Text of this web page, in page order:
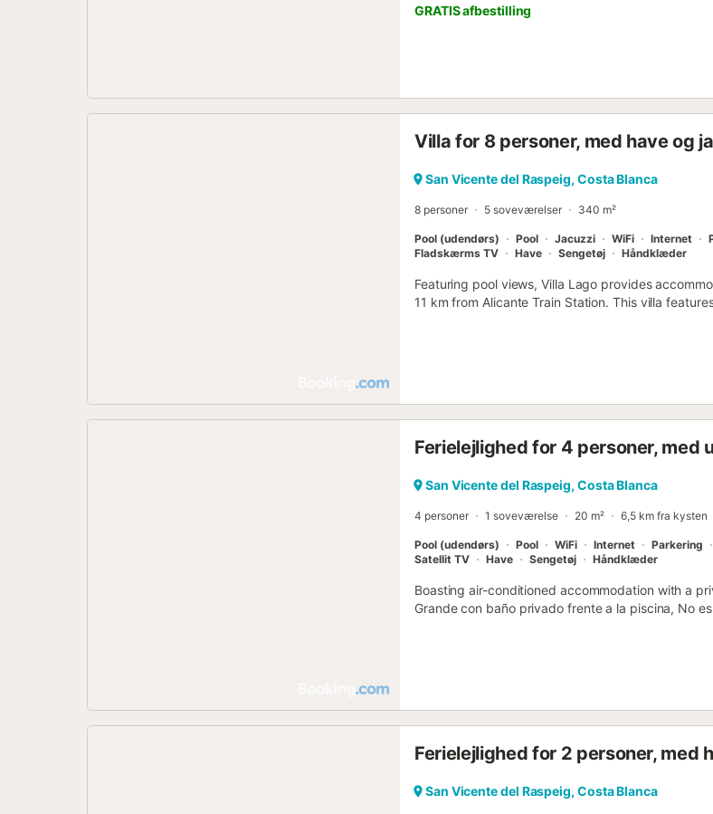
grill og forskellige områder designet til at nyde
en varm og moderne atmosfære med
GRATIS afbestilling
Villa for 8 personer, med have og
San Vicente del Raspeig, Costa Blanca
8 personer 5 soveværelser 340 m²
Pool (udendørs) Pool Jacuzzi WiFi Internet
Fladskærms TV
Have Sengetøj Håndklæder
Featuring pool views, Villa Lago provides
11 km from Alicante Train Station. This villa
Ferielejlighed for 4 personer, med
San Vicente del Raspeig, Costa Blanca
4 personer 1 soveværelse 20 m² 6,5 km fra kysten
Pool (udendørs) Pool WiFi Internet Parkering
Satellit TV
Have Sengetøj Håndklæder
Boasting air-conditioned accommodation with a
Grande con baño privado frente a la piscina, No
Ferielejlighed for 2 personer, med
San Vicente del Raspeig, Costa Blanca